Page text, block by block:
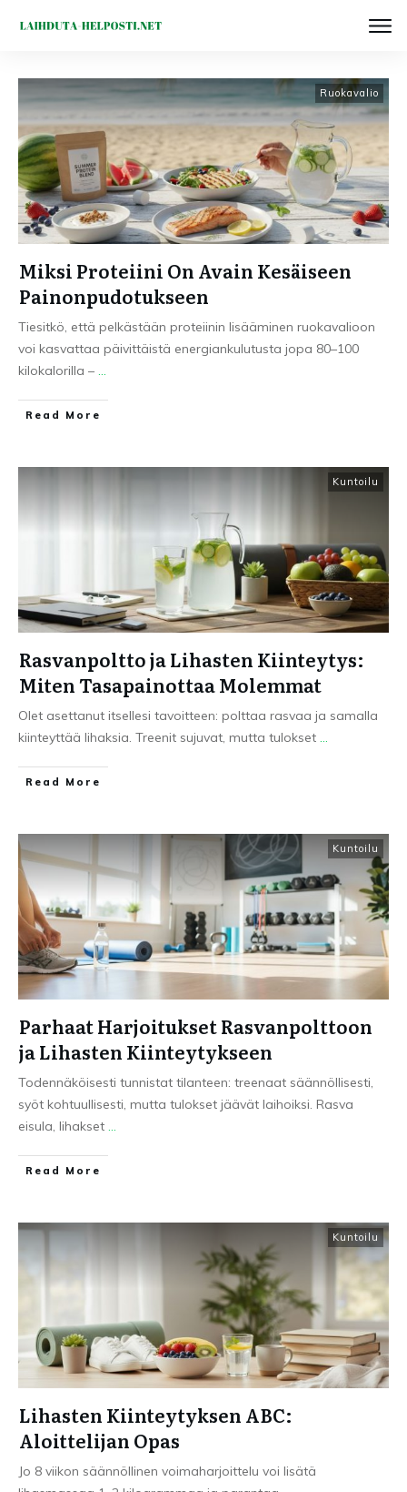
Ruokavalio
Miksi Proteiini On Avain Kesäiseen
Painonpudotukseen
Tiesitkö, että pelkästään proteiinin lisääminen ruokavalioon
voi kasvattaa päivittäistä energiankulutusta jopa 80–100
kilokalorilla – ...
Read More
Kuntoilu
Rasvanpoltto ja Lihasten Kiinteytys:
Miten Tasapainottaa Molemmat
Olet asettanut itsellesi tavoitteen: polttaa rasvaa ja samalla
kiinteyttää lihaksia. Treenit sujuvat, mutta tulokset ...
Read More
Kuntoilu
Parhaat Harjoitukset Rasvanpolttoon
ja Lihasten Kiinteytykseen
Todennäköisesti tunnistat tilanteen: treenaat säännöllisesti,
syöt kohtuullisesti, mutta tulokset jäävät laihoiksi. Rasva
eisula, lihakset ...
Read More
Kuntoilu
Lihasten Kiinteytyksen ABC:
Aloittelijan Opas
Jo 8 viikon säännöllinen voimaharjoittelu voi lisätä